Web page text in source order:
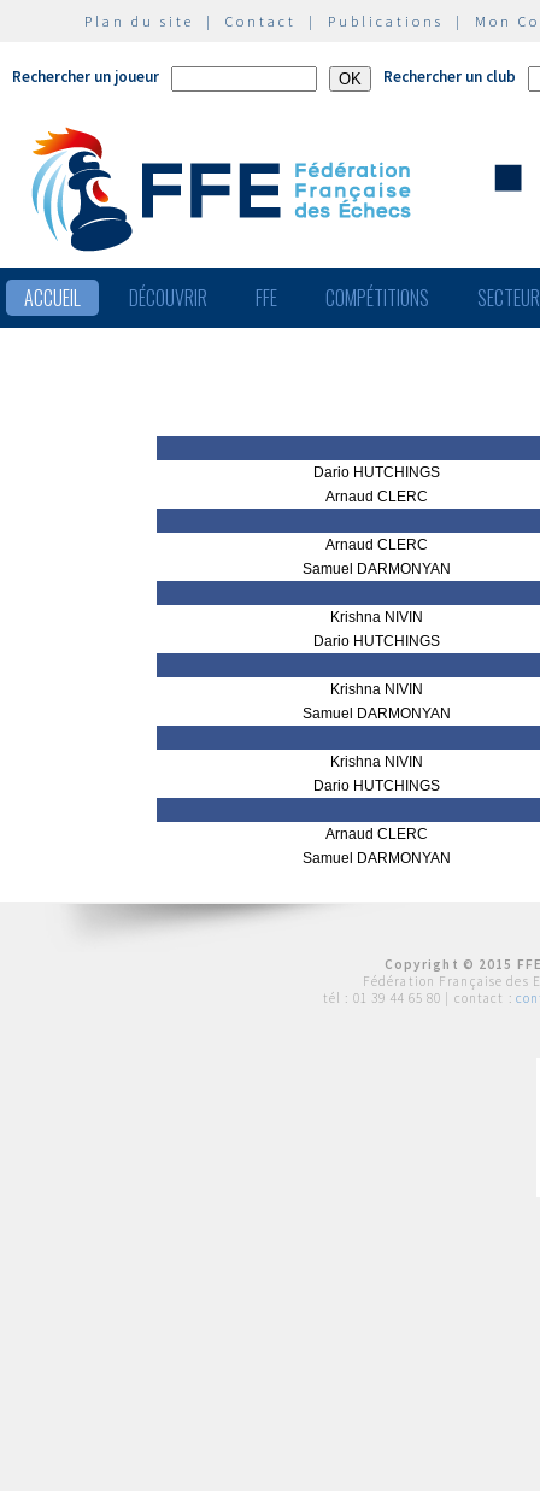
Plan du site | Contact | Publications | Mon
Rechercher un joueur Rechercher un club
ACCUEIL DÉCOUVRIR FFE COMPÉTITIONS
Dario HUTCHINGS
Arnaud CLERC
Arnaud CLERC
Samuel DARMONYAN
Krishna NIVIN
Dario HUTCHINGS
Krishna NIVIN
Samuel DARMONYAN
Krishna NIVIN
Dario HUTCHINGS
Arnaud CLERC
Samuel DARMONYAN
Copyright © 2015
Fédération Française des
tél : 01 39 44 65 80 | contact :